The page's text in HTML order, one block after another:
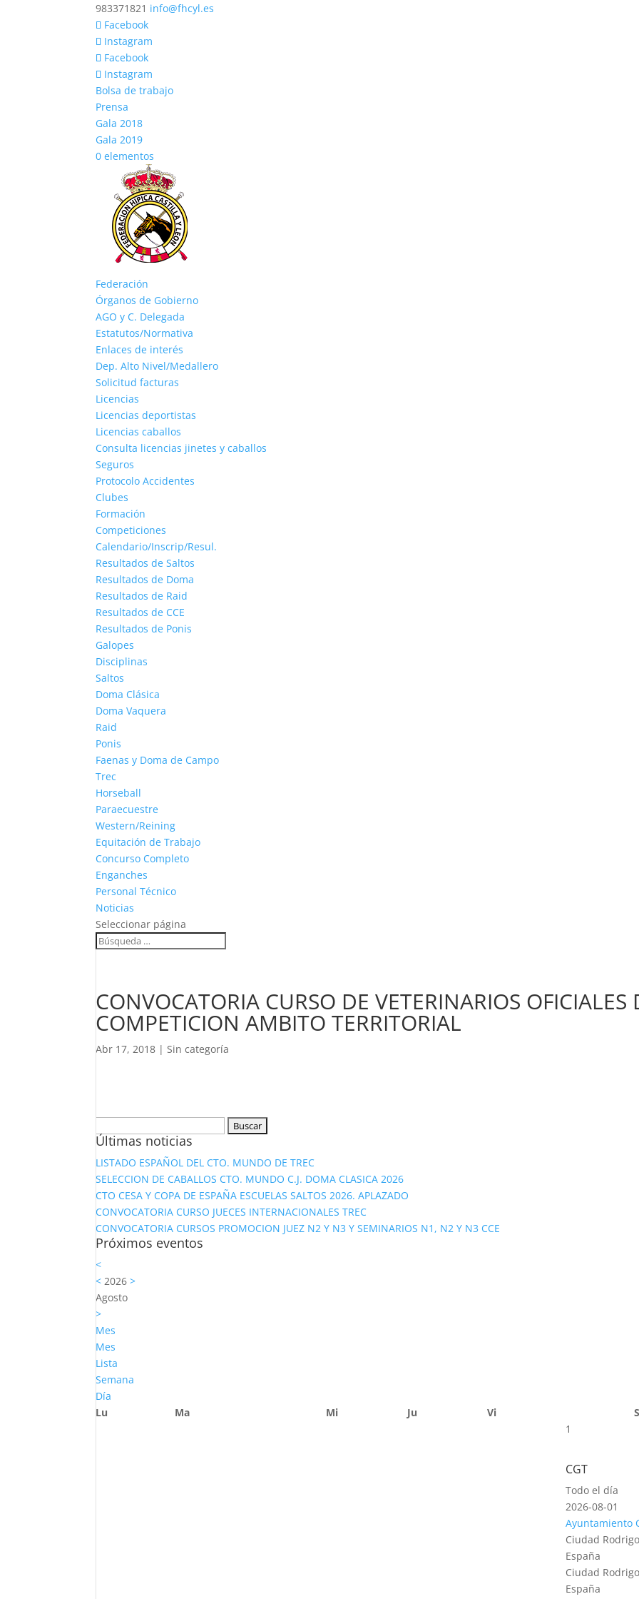
983371821 info@fhcyl.es
Facebook
Instagram
Facebook
Instagram
Bolsa de trabajo
Prensa
Gala 2018
Gala 2019
0 elementos
Federación
Órganos de Gobierno
AGO y C. Delegada
Estatutos/Normativa
Enlaces de interés
Dep. Alto Nivel/Medallero
Solicitud facturas
Licencias
Licencias deportistas
Licencias caballos
Consulta licencias jinetes y caballos
Seguros
Protocolo Accidentes
Clubes
Formación
Competiciones
Calendario/Inscrip/Resul.
Resultados de Saltos
Resultados de Doma
Resultados de Raid
Resultados de CCE
Resultados de Ponis
Galopes
Disciplinas
Saltos
Doma Clásica
Doma Vaquera
Raid
Ponis
Faenas y Doma de Campo
Trec
Horseball
Paraecuestre
Western/Reining
Equitación de Trabajo
Concurso Completo
Enganches
Personal Técnico
Noticias
Seleccionar página
CONVOCATORIA CURSO DE VETERINARIOS OFICIALES
COMPETICION AMBITO TERRITORIAL
Abr 17, 2018 |Sin categoría
Últimas noticias
LISTADO ESPAÑOL DEL CTO. MUNDO DE TREC
SELECCION DE CABALLOS CTO. MUNDO C.J. DOMA CLASICA 2026
CTO CESA Y COPA DE ESPAÑA ESCUELAS SALTOS 2026. APLAZADO
CONVOCATORIA CURSO JUECES INTERNACIONALES TREC
CONVOCATORIA CURSOS PROMOCION JUEZ N2 Y N3 Y SEMINARIOS N1, N2 Y N3 CCE
Próximos eventos
<
< 2026>
Agosto
>
Mes
Mes
Lista
Semana
Día
Lu
Ma Mi Ju Vi
1
CGT
Todo el día
2026-08-01
Ayuntamiento
Ciudad
España
Ciudad
España